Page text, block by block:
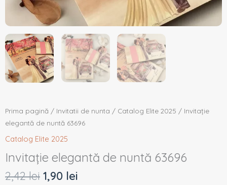
Prima pagină / Invitatii de nunta / Catalog Elite 2025 / Invitație
elegantă de nuntă 63696
Catalog Elite 2025
Invitație elegantă de nuntă 63696
2,42lei 1,90 lei